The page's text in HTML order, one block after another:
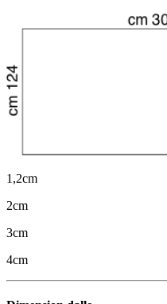
1,2cm
2cm
3cm
4cm